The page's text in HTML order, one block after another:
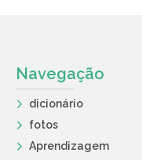
Navegação
dicionário
fotos
Aprendizagem